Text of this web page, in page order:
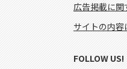
広告掲載に関
サイトの内容
FOLLOW US!